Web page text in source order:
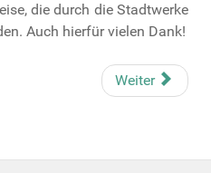
die durch die Stadtwerke
Auch hierfür vielen Dank!
Weiter